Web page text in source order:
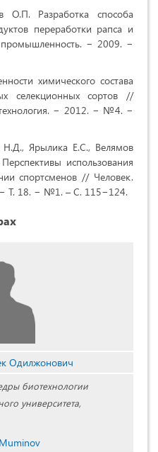
О.П. Разработка способа
переработки рапса и
− 2009. −
химического состава
селекционных сортов //
− 2012. − №4. −
Ярылика Е.С., Велямов
использования
спортсменов // Человек.
Т. 18. − №1. – С. 115−124.
Одилжонович
биотехнологии
университета,